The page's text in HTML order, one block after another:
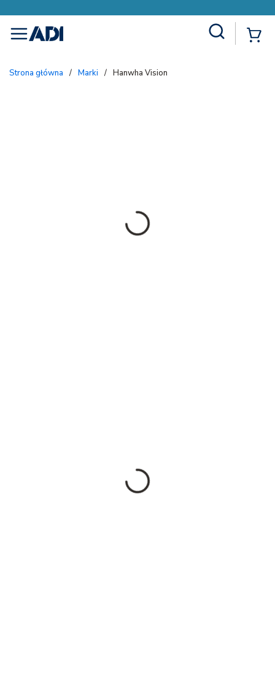
menu
Strona główna / Marki / Hanwha Vision